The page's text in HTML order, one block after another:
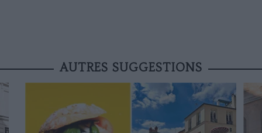
AUTRES SUGGESTIONS